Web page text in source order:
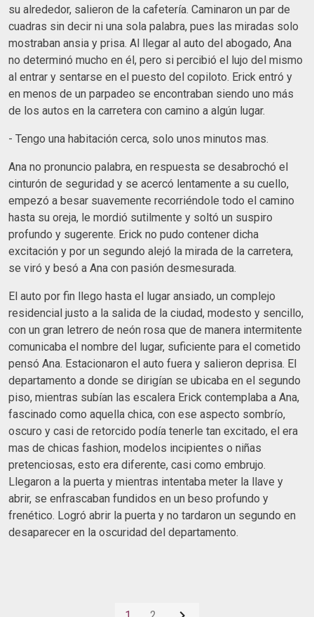
su alrededor, salieron de la cafetería. Caminaron un par de
cuadras sin decir ni una sola palabra, pues las miradas solo
mostraban ansia y prisa. Al llegar al auto del abogado, Ana
no determinó mucho en él, pero si percibió el lujo del mismo
al entrar y sentarse en el puesto del copiloto. Erick entró y
en menos de un parpadeo se encontraban siendo uno más
de los autos en la carretera con camino a algún lugar.
- Tengo una habitación cerca, solo unos minutos mas.
Ana no pronuncio palabra, en respuesta se desabrochó el
cinturón de seguridad y se acercó lentamente a su cuello,
empezó a besar suavemente recorriéndole todo el camino
hasta su oreja, le mordió sutilmente y soltó un suspiro
profundo y sugerente. Erick no pudo contener dicha
excitación y por un segundo alejó la mirada de la carretera,
se viró y besó a Ana con pasión desmesurada.
El auto por fin llego hasta el lugar ansiado, un complejo
residencial justo a la salida de la ciudad, modesto y sencillo,
con un gran letrero de neón rosa que de manera intermitente
comunicaba el nombre del lugar, suficiente para el cometido
pensó Ana. Estacionaron el auto fuera y salieron deprisa. El
departamento a donde se dirigían se ubicaba en el segundo
piso, mientras subían las escalera Erick contemplaba a Ana,
fascinado como aquella chica, con ese aspecto sombrío,
oscuro y casi de retorcido podía tenerle tan excitado, el era
mas de chicas fashion, modelos incipientes o niñas
pretenciosas, esto era diferente, casi como embrujo.
Llegaron a la puerta y mientras intentaba meter la llave y
abrir, se enfrascaban fundidos en un beso profundo y
frenético. Logró abrir la puerta y no tardaron un segundo en
desaparecer en la oscuridad del departamento.